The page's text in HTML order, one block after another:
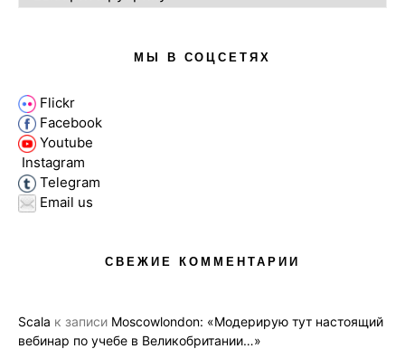
МЫ В СОЦСЕТЯХ
Flickr
Facebook
Youtube
Instagram
Telegram
Email us
СВЕЖИЕ КОММЕНТАРИИ
Scala к записи Moscowlondon: «Модерирую тут настоящий
вебинар по учебе в Великобритании…»